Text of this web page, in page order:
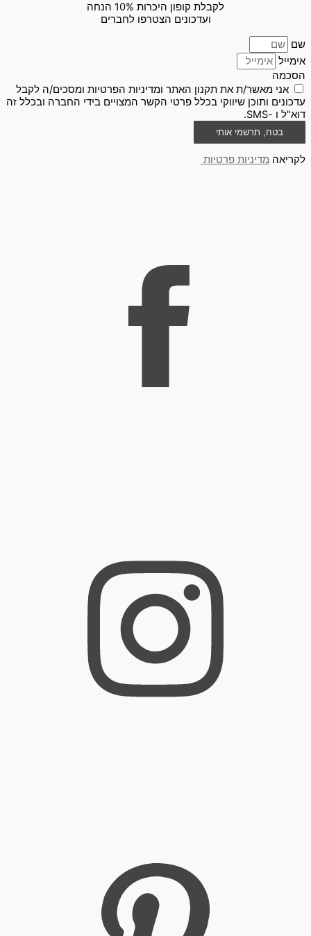
לקבלת קופון היכרות 10% הנחה
ועדכונים הצטרפו לחברים
שם
אימייל
הסכמה
אני מאשר/ת את תקנון האתר ומדיניות הפרטיות ומסכים/ה לקבל
עדכונים ותוכן שיווקי בכלל פרטי הקשר המצויים בידי החברה ובכלל זה
דוא"ל ו -SMS.
בטח, תרשמי אותי
לקריאה מדיניות פרטיות